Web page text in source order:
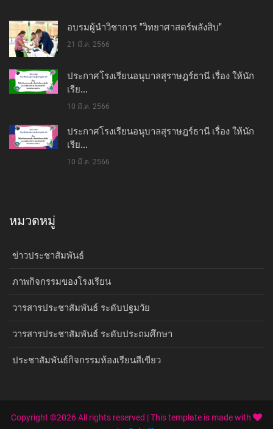
อบรมผู้นำวิชาการ "วิทยาศาสตร์พลังสิบ"
21 มี.ค. 2566
ประกาศโรงเรียนอนุบาลสุราษฎร์ธานี เรื่อง ให้นัก
เรีย...
10 มี.ค. 2566
ประกาศโรงเรียนอนุบาลสุราษฎร์ธานี เรื่อง ให้นัก
เรีย...
10 มี.ค. 2566
หมวดหมู่
ข่าวประชาสัมพันธ์
ภาพกิจกรรมของโรงเรียน
วารสารประชาสัมพันธ์ ระดับปฐมวัย
วารสารประชาสัมพันธ์ ระดับประถมศึกษา
ประชาสัมพันธ์กิจกรรมห้องเรียนสีเขียว
Copyright ©2026 All rights reserved | This template is made with